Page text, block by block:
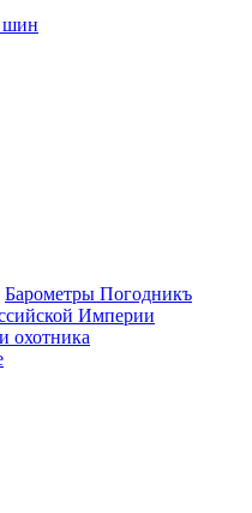
шин
Барометры Погодникъ
Империи
охотника